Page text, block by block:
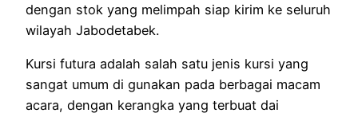
dengan stok yang melimpah siap kirim ke seluruh
wilayah Jabodetabek.
Kursi futura adalah salah satu jenis kursi yang
sangat umum di gunakan pada berbagai macam
acara, dengan kerangka yang terbuat dai